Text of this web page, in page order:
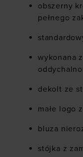
obszerny
pełnego
wykonana
dekolt ze
małe logo
bluza
stójka z